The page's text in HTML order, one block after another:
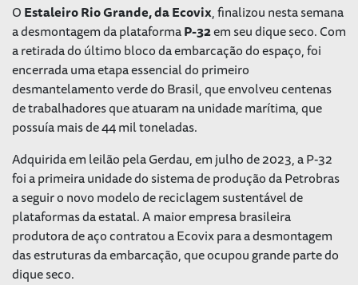
OEstaleiro Rio Grande, da Ecovix, finalizou nesta semana
a desmontagem da plataformaP-32em seu dique seco. Com
a retirada do último bloco da embarcação do espaço, foi
encerrada uma etapa essencial do primeiro
desmantelamento verde do Brasil, que envolveu centenas
de trabalhadores que atuaram na unidade marítima, que
possuía mais de 44 mil toneladas.
Adquirida em leilão pela Gerdau, em julho de 2023, a P-32
foi a primeira unidade do sistema de produção da Petrobras
a seguir o novo modelo de reciclagem sustentável de
plataformas da estatal. A maior empresa brasileira
produtora de aço contratou a Ecovix para a desmontagem
das estruturas da embarcação, que ocupou grande parte do
dique seco.